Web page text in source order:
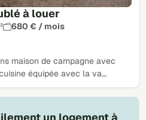
à louer
680 € / mois
maison de campagne avec
équipée avec la va…